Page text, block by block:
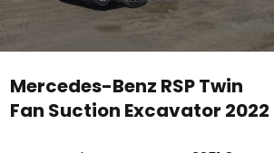
Mercedes-Benz RSP Twin
Fan Suction Excavator 2022